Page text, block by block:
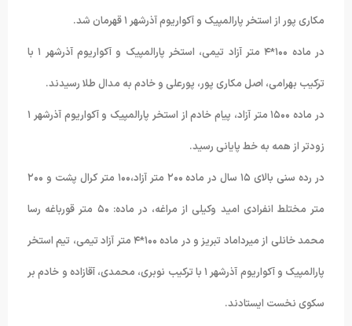
مکاری پور از استخر پارالمپیک و آکواریوم آذرشهر ۱ قهرمان شد.
در ماده ۱۰۰*۴ متر آزاد تیمی، استخر پارالمپیک و آکواریوم آذرشهر ۱ با
ترکیب بهرامی، اصل مکاری پور، پورعلی و خادم به مدال طلا رسیدند.
زودتر از همه به خط پایانی رسید.
در رده سنی بالای ۱۵ سال در ماده ۲۰۰ متر آزاد،۱۰۰ متر کرال پشت و ۲۰۰
متر مختلط انفرادی امید وکیلی از مراغه، در ماده: ۵۰ متر قورباغه رسا
محمد خانلی از میرداماد تبریز و در ماده ۱۰۰*۴ متر آزاد تیمی، تیم استخر
پارالمپیک و آکواریوم آذرشهر ۱ با ترکیب نوبری، محمدی، آقازاده و خادم بر
سکوی نخست ایستادند.